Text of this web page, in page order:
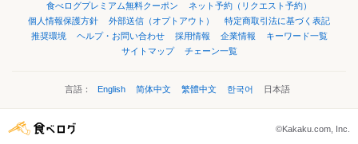
食べログプレミアム無料クーポン
ネット予約（リクエスト予約）
個人情報保護方針
外部送信（オプトアウト）
特定商取引法に基づく表記
推奨環境
ヘルプ・お問い合わせ 採用情報 企業情報
キーワード一覧
サイトマップ
チェーン一覧
言語： English 简体中文 繁體中文 한국어 日本語
©Kakaku.com, Inc.